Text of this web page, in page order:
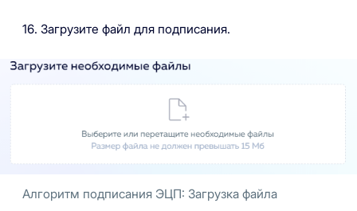
16. Загрузите файл для подписания.
Алгоритм подписания ЭЦП: Загрузка файла